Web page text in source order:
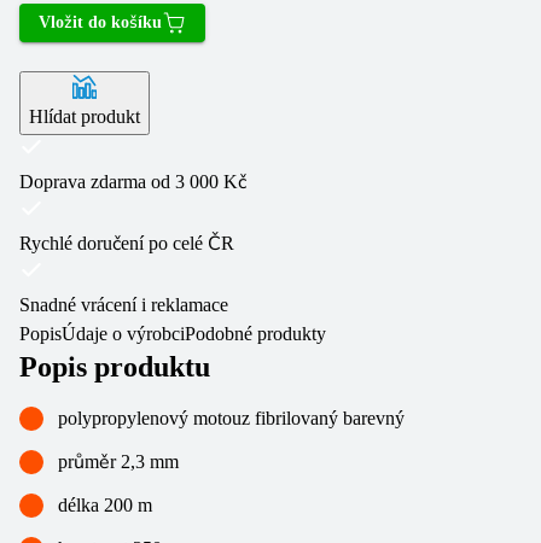
Vložit do košíku
Hlídat produkt
Doprava zdarma od 3 000 Kč
Rychlé doručení po celé ČR
Snadné vrácení i reklamace
PopisÚdaje o výrobciPodobné produkty
Popis produktu
polypropylenový motouz fibrilovaný barevný
průměr 2,3 mm
délka 200 m